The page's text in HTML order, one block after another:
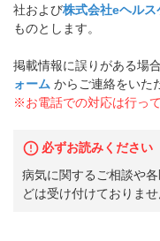
社および株式会社eヘルス
ものとします。
掲載情報に誤りがある場
ォーム からご連絡をいた
※お電話での対応は行っ
必ずお読みください
病気に関するご相談や
どは受け付けておりませ